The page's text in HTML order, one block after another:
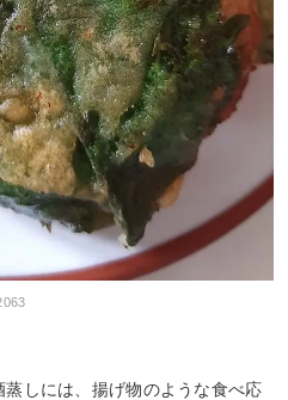
しには、揚げ物のような食べ応